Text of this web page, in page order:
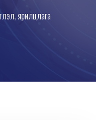
ярилцлага